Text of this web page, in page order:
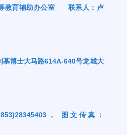
教育辅助办公室 联系人：卢
博士大马路614A-640号龙城大
， 图文传真：